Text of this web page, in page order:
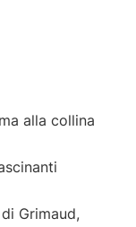
alla collina
Grimaud,